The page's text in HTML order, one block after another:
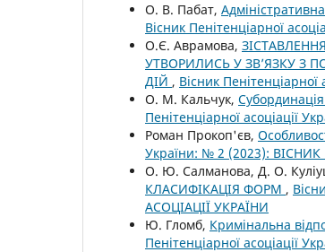
О. В. Пабат,
Вісник Пенітенціарної
О.Є. Аврамова,
УТВОРИЛИСЬ У ЗВ’ЯЗКУ З
ДІЙ , Вісник
О. М. Кальчук,
Пенітенціарної асоціації
Роман Прокоп'єв,
України: № 2 (2023):
О. Ю. Салманова, Д. О.
КЛАСИФІКАЦІЯ ФОРМ ,
АСОЦІАЦІЇ УКРАЇНИ
Ю. Гломб, Кримінальна
Пенітенціарної асоціації